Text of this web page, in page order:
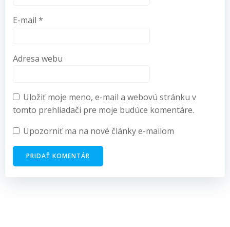
E-mail *
Adresa webu
Uložiť moje meno, e-mail a webovú stránku v
tomto prehliadači pre moje budúce komentáre.
Upozorniť ma na nové články e-mailom